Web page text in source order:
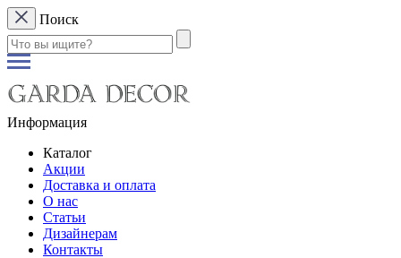
Поиск
Информация
Каталог
Акции
Доставка и оплата
О нас
Статьи
Дизайнерам
Контакты